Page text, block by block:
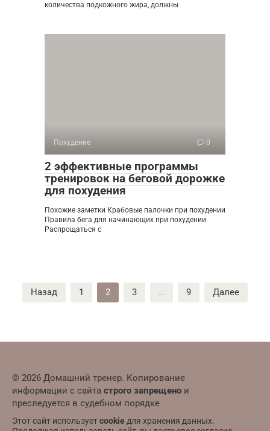
количества подкожного жира, должны
Похудение 0
2 эффективные программы
тренировок на беговой дорожке
для похудения
Похожие заметки Крабовые палочки при похудении
Правила бега для начинающих при похудении
Распрощаться с
Пагинация
записей
Назад 1 2 3 … 9 Далее
© 2026 Домашний тренер. Копирование
информации с сайта строго запрещено и
преследуется в судебном порядке
Этот сайт используетcookie для хранения данных.